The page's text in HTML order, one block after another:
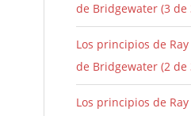
de Bridgewater (3 de
Los principios de
de Bridgewater (2 de
Los principios de